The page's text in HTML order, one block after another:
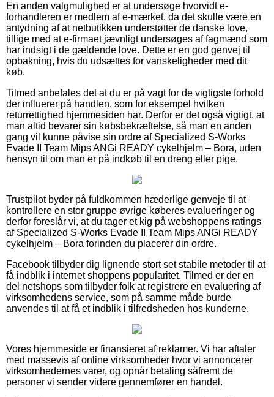
En anden valgmulighed er at undersøge hvorvidt e-
forhandleren er medlem af e-mærket, da det skulle være en
antydning af at netbutikken understøtter de danske love,
tillige med at e-firmaet jævnligt undersøges af fagmænd som
har indsigt i de gældende love. Dette er en god genvej til
opbakning, hvis du udsættes for vanskeligheder med dit
køb.
Tilmed anbefales det at du er på vagt for de vigtigste forhold
der influerer på handlen, som for eksempel hvilken
returrettighed hjemmesiden har. Derfor er det også vigtigt, at
man altid bevarer sin købsbekræftelse, så man en anden
gang vil kunne påvise sin ordre af Specialized S-Works
Evade II Team Mips ANGi READY cykelhjelm – Bora, uden
hensyn til om man er på indkøb til en dreng eller pige.
Trustpilot byder på fuldkommen hæderlige genveje til at
kontrollere en stor gruppe øvrige køberes evalueringer og
derfor foreslår vi, at du tager et kig på webshoppens ratings
af Specialized S-Works Evade II Team Mips ANGi READY
cykelhjelm – Bora forinden du placerer din ordre.
Facebook tilbyder dig lignende stort set stabile metoder til at
få indblik i internet shoppens popularitet. Tilmed er der en
del netshops som tilbyder folk at registrere en evaluering af
virksomhedens service, som på samme måde burde
anvendes til at få et indblik i tilfredsheden hos kunderne.
Vores hjemmeside er finansieret af reklamer. Vi har aftaler
med massevis af online virksomheder hvor vi annoncerer
virksomhedernes varer, og opnår betaling såfremt de
personer vi sender videre gennemfører en handel.